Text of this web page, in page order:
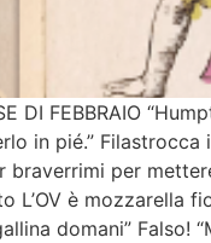
DI FEBBRAIO
in pié.”
per
L’OV è mozzarella
domani” Falso!